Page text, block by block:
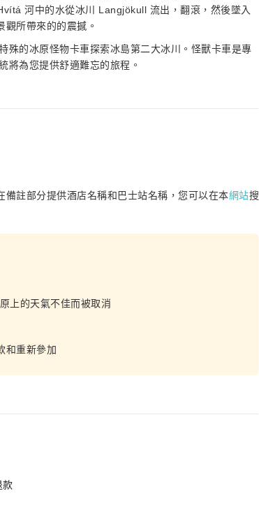
河中的水從冰川 Langjökull 流出，翻滾，然後墜入
所帶來的的震撼。
殊的冰原怪物卡車探索冰島第二大冰川。怪獸卡車是專
將為您提供舒適難忘的旅程。
註部分提供酒店名稱和巴士站名稱，您可以在本網站搜
上的天氣不佳而被取消
和重新參加
款